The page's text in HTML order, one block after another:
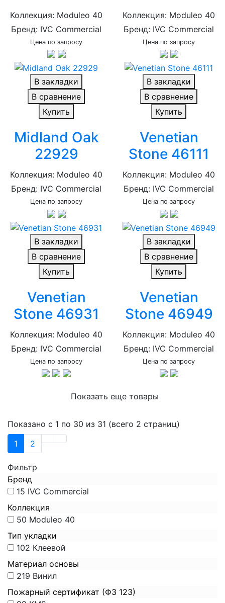
Фильтр
Бренд
15 IVC Commercial
Коллекция
50 Moduleo 40
Тип укладки
102 Клеевой
Материал основы
219 Винил
Пожарный сертификат (ФЗ 123)
Коллекция: Moduleo 40
Бренд: IVC Commercial
Цена по запросу
Коллекция: Moduleo 40
Бренд: IVC Commercial
Цена по запросу
В закладки
В сравнение
Купить
Midland Oak
22929
Коллекция: Moduleo 40
Бренд: IVC Commercial
Цена по запросу
В закладки
В сравнение
Купить
Venetian
Stone 46111
Коллекция: Moduleo 40
Бренд: IVC Commercial
Цена по запросу
В закладки
В сравнение
Купить
Venetian
Stone 46931
Коллекция: Moduleo 40
Бренд: IVC Commercial
Цена по запросу
В закладки
В сравнение
Купить
Venetian
Stone 46949
Коллекция: Moduleo 40
Бренд: IVC Commercial
Цена по запросу
Показать еще товары
Показано с 1 по 30 из 31 (всего 2 страниц)
1
2